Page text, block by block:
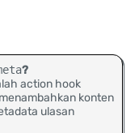
?
action hook
konten
ulasan